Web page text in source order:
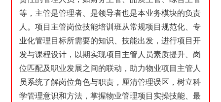
等，主管是管理者、是领导者也是本业务模块的负责
人。项目主管岗位技能培训班从常规项目规范化、专
业化管理目标所需要的知识、技能出发，进行项目开
发与课程设计，以期实现项目主管人员素质提升、岗
位匹配及职业发展之间的联动，助力物业项目主管人
员系统了解岗位角色与职责，厘清管理误区，树立科
学管理意识和方法，掌握物业管理项目实操技能、最